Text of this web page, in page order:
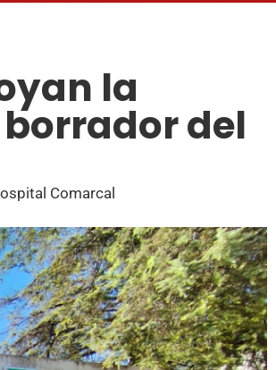
la
del
Comarcal